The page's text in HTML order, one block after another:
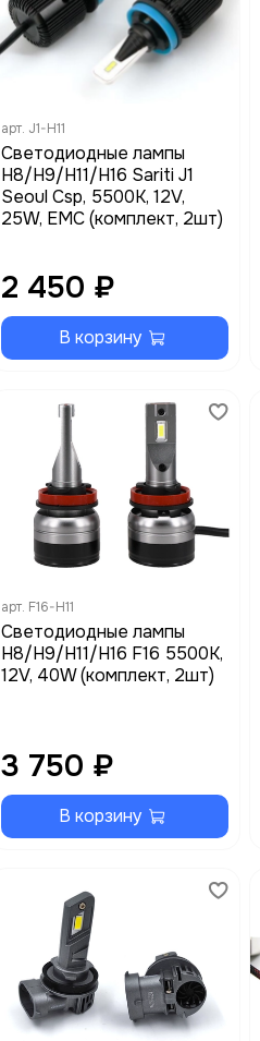
арт. J1-H11
Cветодиодные лампы
H8/H9/H11/H16 Sariti J1
Seoul Csp, 5500К, 12V,
25W, EMC (комплект, 2шт)
2 450 ₽
В корзину
арт. F16-H11
Светодиодные лампы
H8/H9/H11/H16 F16 5500K,
12V, 40W (комплект, 2шт)
3 750 ₽
В корзину